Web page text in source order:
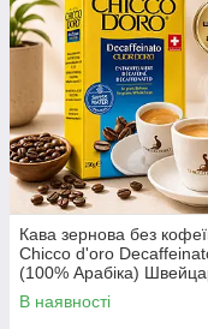
Кава зернова без
Chicco d'oro
(100% Арабіка)
В наявності